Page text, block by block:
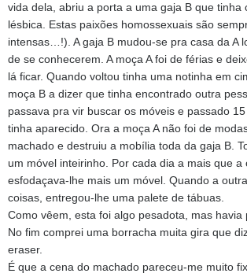
vida dela, abriu a porta a uma gaja B que tinha
lésbica. Estas paixões homossexuais são
intensas…!). A gaja B mudou-se pra casa da A
de se conhecerem. A moça A foi de férias e
lá ficar. Quando voltou tinha uma notinha em
moça B a dizer que tinha encontrado outra
passava pra vir buscar os móveis e passado
tinha aparecido. Ora a moça A não foi de
machado e destruiu a mobília toda da gaja B.
um móvel inteirinho. Por cada dia a mais que a
esfodaçava-lhe mais um móvel. Quando a
coisas, entregou-lhe uma palete de tábuas.
Como vêem, esta foi algo pesadota, mas havia
No fim comprei uma borracha muita gira que
eraser.
É que a cena do machado pareceu-me muito